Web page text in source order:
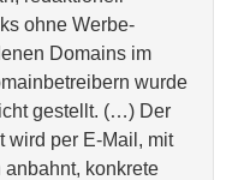
ohne Werbe-
Domains im
wurde
gestellt. (…) Der
wird per E-Mail, mit
konkrete